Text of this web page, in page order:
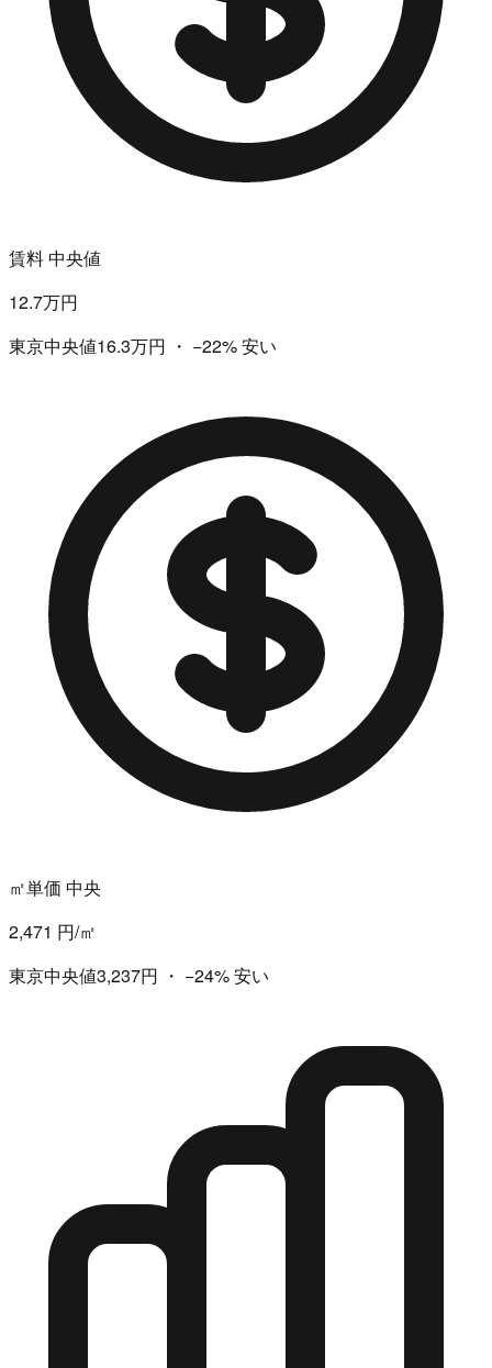
賃料 中央値
12.7万円
東京中央値16.3万円 ・ −22%安い
㎡単価 中央
2,471 円/㎡
東京中央値3,237円 ・ −24%安い